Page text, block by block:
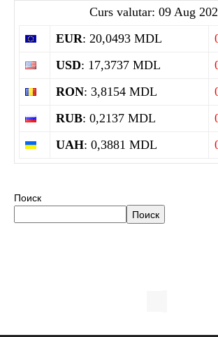
Curs valutar: 09 Aug
EUR: 20,0493 MDL
USD: 17,3737 MDL
RON: 3,8154 MDL
RUB: 0,2137 MDL
UAH: 0,3881 MDL
Поиск
Поиск